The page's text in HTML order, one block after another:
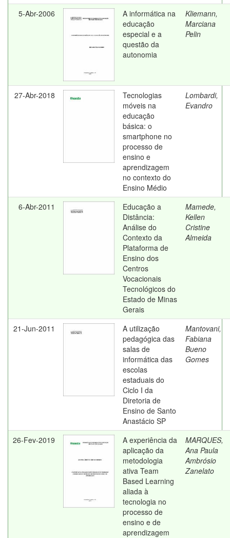
5-Abr-2006
A informática na
educação
especial e a
questão da
autonomia
Kliemann,
Marciana
Pelin
27-Abr-2018
Tecnologias
móveis na
educação
básica: o
smartphone no
processo de
ensino e
aprendizagem
no contexto do
Ensino Médio
Lombardi,
Evandro
6-Abr-2011
Educação a
Distância:
Análise do
Contexto da
Plataforma de
Ensino dos
Centros
Vocacionais
Tecnológicos do
Estado de Minas
Gerais
Mamede,
Kellen
Cristine
Almeida
21-Jun-2011
A utilização
pedagógica das
salas de
informática das
escolas
estaduais do
Ciclo I da
Diretoria de
Ensino de Santo
Anastácio SP
Mantovani,
Fabiana
Bueno
Gomes
26-Fev-2019
A experiência da
aplicação da
metodologia
ativa Team
Based Learning
aliada à
tecnologia no
processo de
ensino e de
aprendizagem
MARQUES,
Ana Paula
Ambrósio
Zanelato